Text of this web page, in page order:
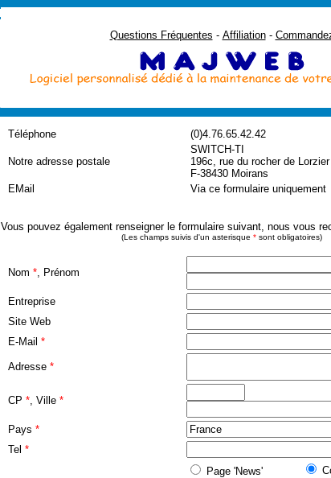
Questions Fréquentes - Affiliation-
Téléphone (0)4.76.65.42.42
Notre adresse postale
SWITCH-TI
196c, rue du rocher de Lorzier
F-38430 Moirans
EMail
Via ce formulaire uniquement
Vous pouvez également renseigner le formulaire suivant, nous vous
(Les champs suivis d'un asterisque * sont obligatoires)
Nom *, Prénom
Entreprise
Site Web
E-Mail *
Adresse *
CP *, Ville *
Pays *
Tel *
Page 'News'